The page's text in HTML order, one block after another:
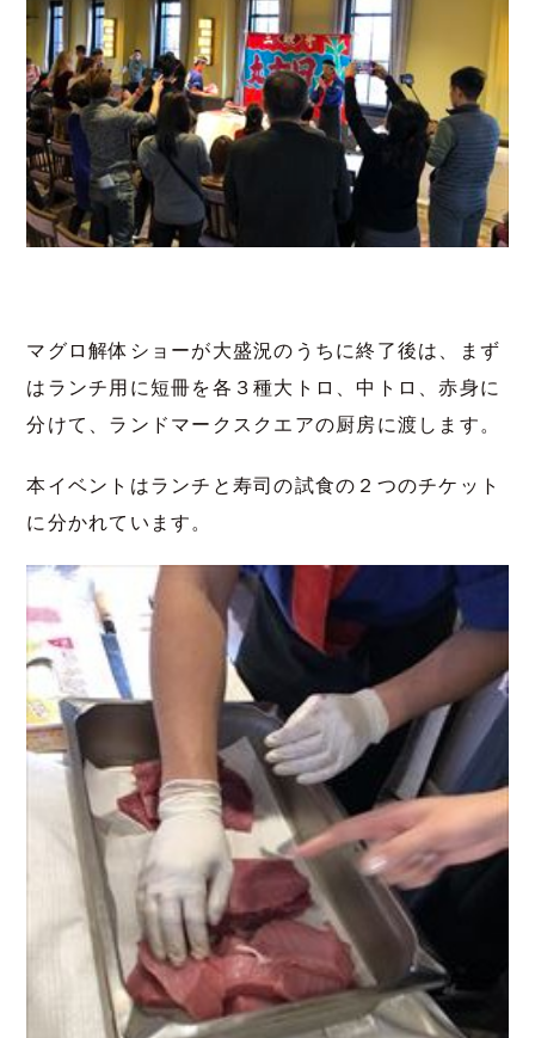
マグロ解体ショーが大盛況のうちに終了後は、まず
はランチ用に短冊を各３種大トロ、中トロ、赤身に
分けて、ランドマークスクエアの厨房に渡します。
本イベントはランチと寿司の試食の２つのチケット
に分かれています。